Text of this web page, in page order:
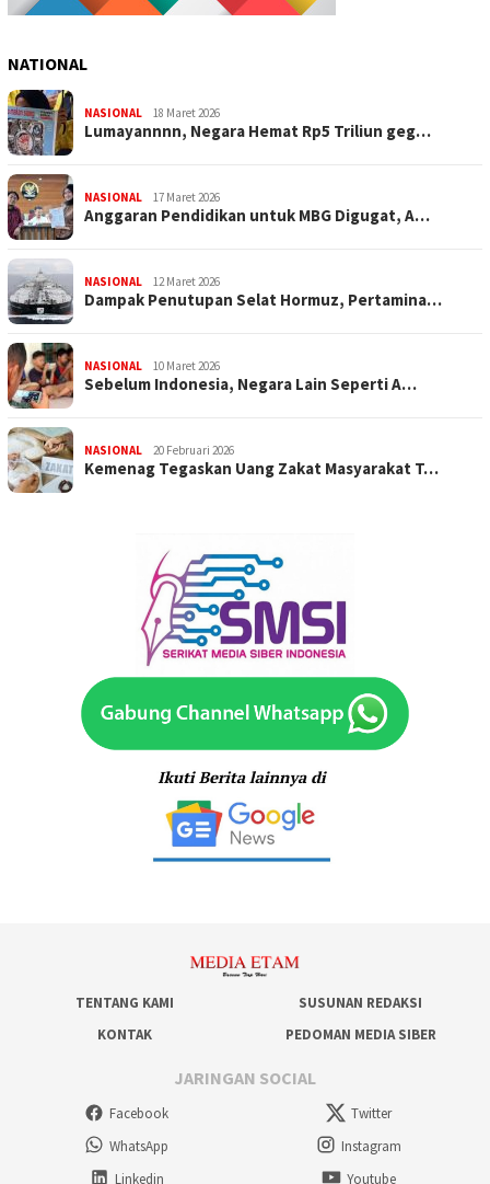
NATIONAL
NASIONAL 18 Maret 2026
Lumayannnn, Negara Hemat Rp5 Triliun geg…
NASIONAL 17 Maret 2026
Anggaran Pendidikan untuk MBG Digugat, A…
NASIONAL 12 Maret 2026
Dampak Penutupan Selat Hormuz, Pertamina…
NASIONAL 10 Maret 2026
Sebelum Indonesia, Negara Lain Seperti A…
NASIONAL 20 Februari 2026
Kemenag Tegaskan Uang Zakat Masyarakat T…
TENTANG KAMI
SUSUNAN REDAKSI
KONTAK
PEDOMAN MEDIA SIBER
JARINGAN SOCIAL
Facebook
Twitter
WhatsApp
Instagram
Linkedin
Youtube